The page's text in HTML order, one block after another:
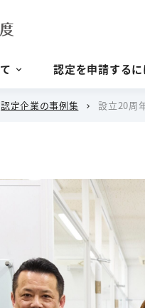
認定を申請するに
認定企業の事例集 chevron_right 設立20周